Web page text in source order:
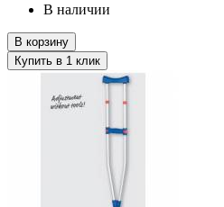
В наличии
В корзину
Купить в 1 клик